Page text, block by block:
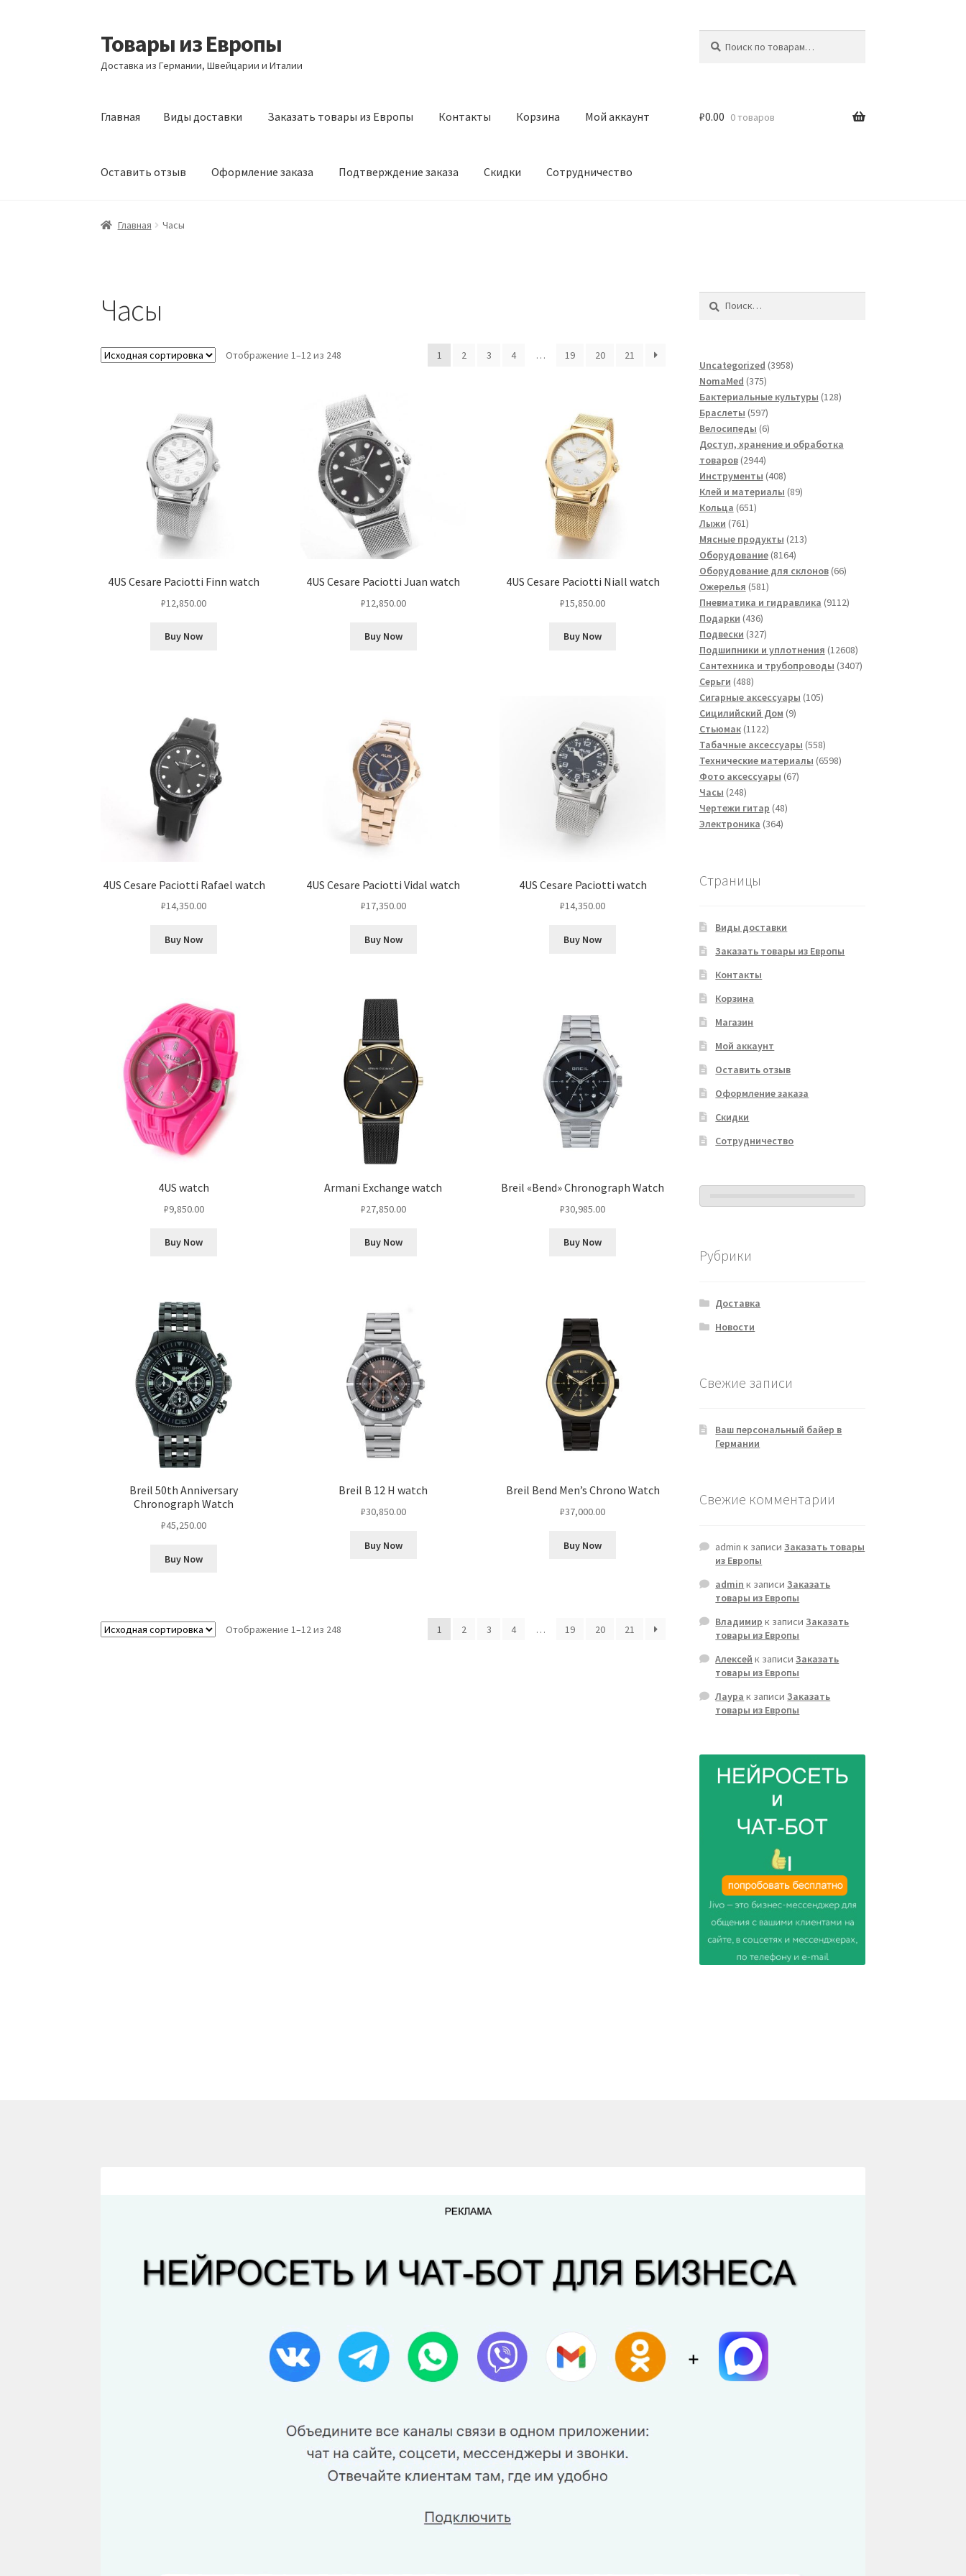
Перейти
к
навигации
Перейти
к
содержимому
Товары из Европы
Доставка из Германии, Швейцарии и Италии
Главная Виды доставки Заказать товары из Европы Контакты Корзина Мой аккаунт
Оставить отзыв Оформление заказа Подтверждение заказа Скидки Сотрудничество
Главная Виды доставки
₽0.00 0 товаров
Главная Часы
Часы
Отображение 1–12 из 248 1 2 3 4 … 19 20 21
4US Cesare Paciotti Finn watch
₽12,850.00
Buy Now
4US Cesare Paciotti Juan watch
₽12,850.00
Buy Now
4US Cesare Paciotti Niall watch
₽15,850.00
Buy Now
4US Cesare Paciotti Rafael watch
₽14,350.00
Buy Now
4US Cesare Paciotti Vidal watch
₽17,350.00
Buy Now
4US Cesare Paciotti watch
₽14,350.00
Buy Now
4US watch
₽9,850.00
Buy Now
Armani Exchange watch
₽27,850.00
Buy Now
Breil «Bend» Chronograph Watch
₽30,985.00
Buy Now
Breil 50th Anniversary
Chronograph Watch
₽45,250.00
Buy Now
Breil B 12 H watch
₽30,850.00
Buy Now
Breil Bend Men’s Chrono Watch
₽37,000.00
Buy Now
Отображение 1–12 из 248 1 2 3 4 … 19 20 21
Uncategorized 39583958
NomaMed 375375
товаров
Бактериальные культуры 128128
Браслеты 597597
товаров
Велосипеды 66
товаров
Доступ, хранение и обработка
товаров 29442944
товара
Инструменты 408408
товаров
Клей и материалы 8989
Кольца 651651
Лыжи 761761
товар
Мясные продукты 213213
Оборудование 81648164
товара
Оборудование для склонов 6666
Ожерелья 581581
товар
Пневматика и гидравлика 91129112
Подарки 436436
товаров
Подвески 327327
товаров
Подшипники и уплотнения 1260812608
товаров
Сантехника и трубопроводы 34073407
Серьги 488488
товаров
Сигарные аксессуары 105105
Сицилийский Дом 99
Стьюмак 11221122
товара
Табачные аксессуары 558558
товаров
Технические материалы 65986598
Фото аксессуары 6767
Часы 248248
товаров
Чертежи гитар 4848
Электроника 364364
Страницы
Виды доставки
Заказать товары из Европы
Контакты
Корзина
Магазин
Мой аккаунт
Оставить отзыв
Оформление заказа
Скидки
Сотрудничество
Рубрики
Доставка
Новости
Свежие записи
Ваш персональный байер в
Германии
Свежие комментарии
admin к записиЗаказать товары
из Европы
admin к записиЗаказать
товары из Европы
Владимир к записиЗаказать
товары из Европы
Алексей к записиЗаказать
товары из Европы
Лаура к записиЗаказать
товары из Европы